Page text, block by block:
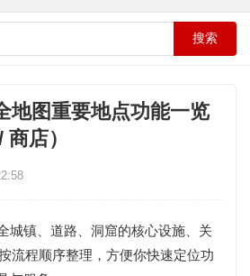
搜索
地图重要地点功能一览
店）
城镇、道路、洞窟的核心设施、关
流程顺序整理，方便你快速定位功